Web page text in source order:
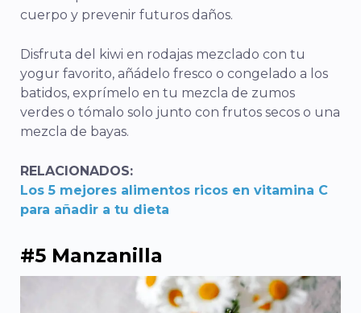
cuerpo y prevenir futuros daños.
Disfruta del kiwi en rodajas mezclado con tu
yogur favorito, añádelo fresco o congelado a los
batidos, exprímelo en tu mezcla de zumos
verdes o tómalo solo junto con frutos secos o una
mezcla de bayas.
RELACIONADOS:
Los 5 mejores alimentos ricos en vitamina C
para añadir a tu dieta
#5 Manzanilla